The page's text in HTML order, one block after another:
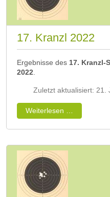
17. Kranzl 2022
Ergebnisse des 17. Kranzl-
2022
Zuletzt aktualisiert: 21.
Weiterlesen …